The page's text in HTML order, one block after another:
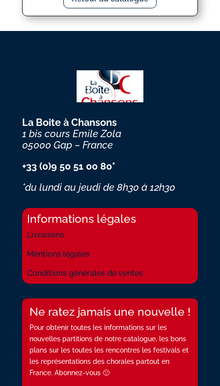
La Boite à Chansons
1 bis cours Emile Zola
05000 Gap – France
+33 (0)9 50 51 00 80*
*du lundi au jeudi de 8h30 à 12h30
Informations légales
Livraisons
Mentions légales
Conditions générales de ventes
Ne ratez jamais une nouvelle !
Pour obtenir toutes les informations sur les
nouvelles partitions de notre catalogue, les bons
plans sur les toutes les rencontres les festivals et
les représentations des chorales partout en
France. Abonnez-vous 🙂